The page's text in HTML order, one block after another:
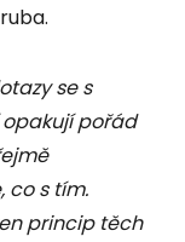
se s
pořád
co s tím.
princip těch